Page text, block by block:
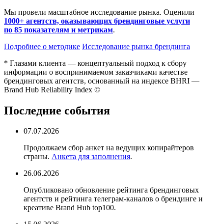
Мы провели масштабное исследование рынка. Оценили
1000+ агентств, оказывающих брендинговые услуги
по 85 показателям и метрикам.
Подробнее о методике Исследование рынка брендинга
* Глазами клиента — концептуальный подход к сбору
информации о воспринимаемом заказчиками качестве
брендинговых агентств, основанный на индексе BHRI —
Brand Hub Reliability Index ©
Последние события
07.07.2026
Продолжаем сбор анкет на ведущих копирайтеров
страны. Анкета для заполнения.
26.06.2026
Опубликовано обновление рейтинга брендинговых
агентств и рейтинга телеграм-каналов о брендинге и
креативе Brand Hub top100.